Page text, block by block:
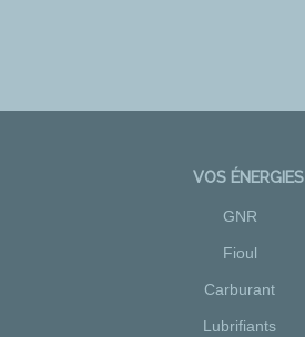
VOS ÉNERGIES
GNR
Fioul
Carburant
Lubrifiants